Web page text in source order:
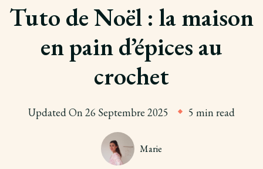
Tuto de Noël : la maison
en pain d’épices au
crochet
Updated On26 Septembre 2025 5 min read
Marie